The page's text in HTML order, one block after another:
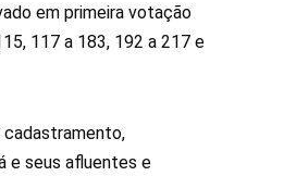
em primeira votação
117 a 183, 192 a 217 e
e seus afluentes e